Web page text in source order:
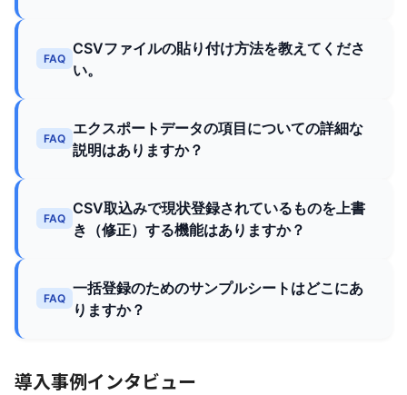
FAQ
CSVファイルの貼り付け方法を教えてくださ
い。
FAQ
エクスポートデータの項目についての詳細な
説明はありますか？
FAQ
CSV取込みで現状登録されているものを上書
き（修正）する機能はありますか？
FAQ
一括登録のためのサンプルシートはどこにあ
りますか？
導入事例インタビュー